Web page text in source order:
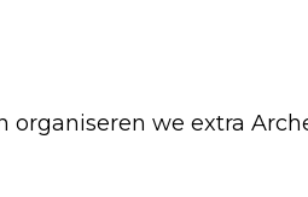
we extra